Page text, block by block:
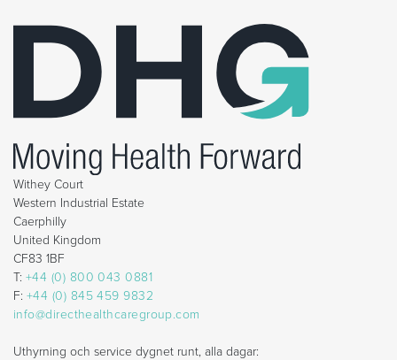
Withey Court
Western Industrial Estate
Caerphilly
United Kingdom
CF83 1BF
T: +44 (0) 800 043 0881
F: +44 (0) 845 459 9832
info@directhealthcaregroup.com
Uthyrning och service dygnet runt, alla dagar: